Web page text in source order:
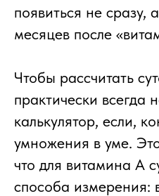
появиться не сразу,
месяцев после
Чтобы рассчитать
практически всегда
калькулятор, если,
умножения в уме.
что для витамина А
способа измерения: